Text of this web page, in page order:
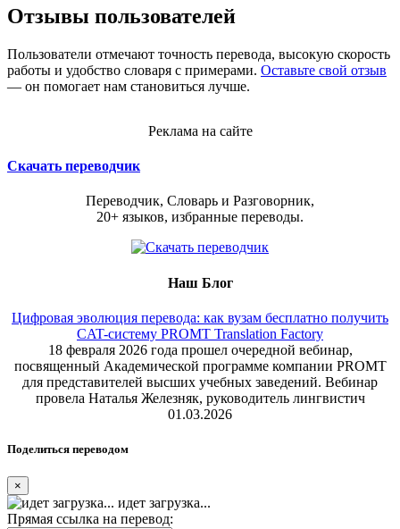
Отзывы пользователей
Пользователи отмечают точность перевода, высокую скорость
работы и удобство словаря с примерами. Оставьте свой отзыв
— он помогает нам становиться лучше.
Реклама на сайте
Скачать переводчик
Переводчик, Словарь и Разговорник,
20+ языков, избранные переводы.
Наш Блог
Цифровая эволюция перевода: как вузам бесплатно получить
CAT-систему PROMT Translation Factory
18 февраля 2026 года прошел очередной вебинар,
посвященный Академической программе компании PROMT
для представителей высших учебных заведений. Вебинар
провела Наталья Железняк, руководитель лингвистич
01.03.2026
Поделиться переводом
×
идет загрузка...
Прямая ссылка на перевод: